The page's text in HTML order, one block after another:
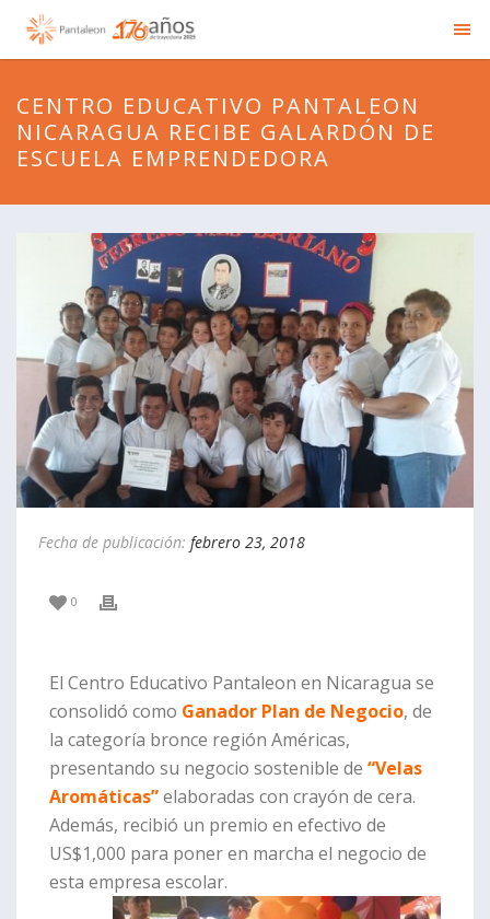
CENTRO EDUCATIVO PANTALEON
NICARAGUA RECIBE GALARDÓN DE
ESCUELA EMPRENDEDORA
Fecha de publicación: febrero 23, 2018
0
El Centro Educativo Pantaleon en Nicaragua se
consolidó como Ganador Plan de Negocio, de
la categoría bronce región Américas,
presentando su negocio sostenible de “Velas
Aromáticas”elaboradas con crayón de cera.
Además, recibió un premio en efectivo de
US$1,000 para poner en marcha el negocio de
esta empresa escolar.